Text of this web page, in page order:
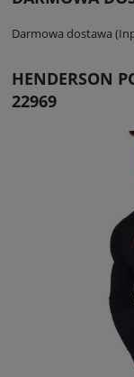
Darmowa dostawa
HENDERSON
22969